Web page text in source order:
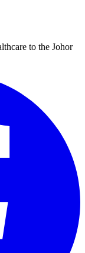
to the Johor